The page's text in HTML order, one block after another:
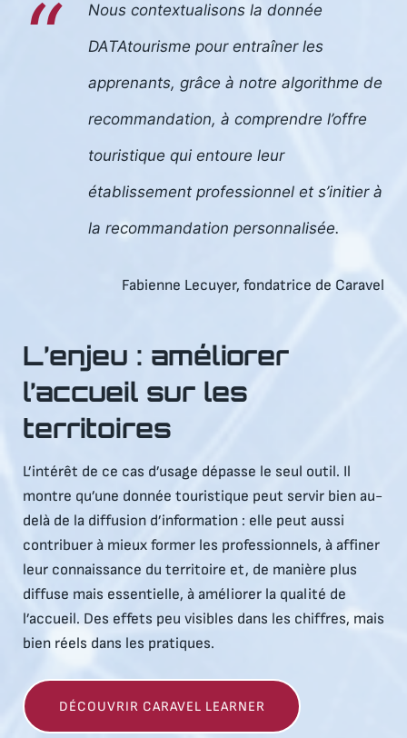
Nous contextualisons la donnée
DATAtourisme pour entraîner les
apprenants, grâce à notre algorithme de
recommandation, à comprendre l’offre
touristique qui entoure leur
établissement professionnel et s’initier à
la recommandation personnalisée.
Fabienne Lecuyer, fondatrice de Caravel
L’enjeu : améliorer
l’accueil sur les
territoires
L’intérêt de ce cas d’usage dépasse le seul outil. Il
montre qu’une donnée touristique peut servir bien au-
delà de la diffusion d’information : elle peut aussi
contribuer à mieux former les professionnels, à affiner
leur connaissance du territoire et, de manière plus
diffuse mais essentielle, à améliorer la qualité de
l’accueil. Des effets peu visibles dans les chiffres, mais
bien réels dans les pratiques.
DÉCOUVRIR CARAVEL LEARNER